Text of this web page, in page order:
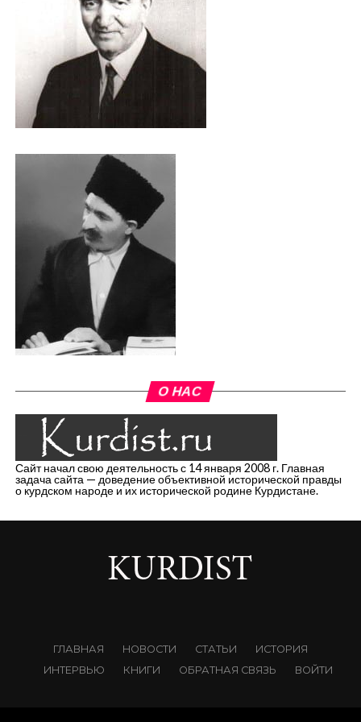
О НАС
Сайт начал свою деятельность с 14 января 2008 г. Главная
задача сайта — доведение объективной исторической правды
о курдском народе и их исторической родине Курдистане.
ГЛАВНАЯ НОВОСТИ СТАТЬИ
ИСТОРИЯ
ИНТЕРВЬЮ
КНИГИ ОБРАТНАЯ СВЯЗЬ ВОЙТИ